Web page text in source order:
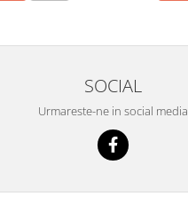
SOCIAL
Urmareste-ne in social media